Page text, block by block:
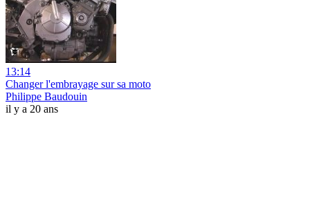
13:14
Changer l'embrayage sur sa moto
Philippe Baudouin
il y a 20 ans